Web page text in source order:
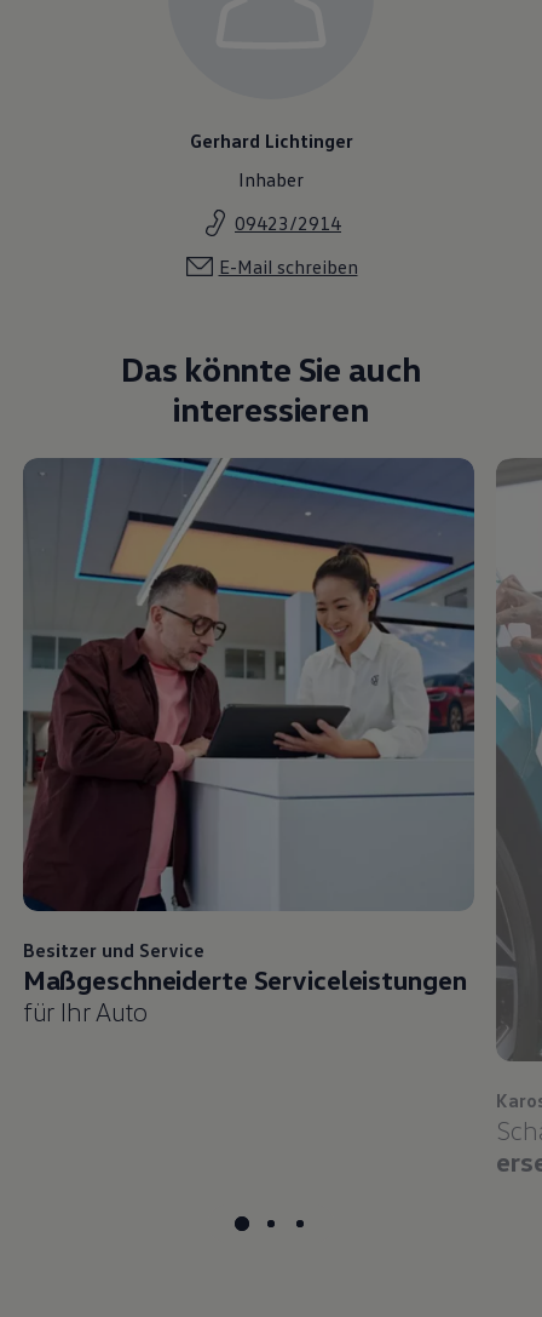
Gerhard Lichtinger
Inhaber
09423/2914
E-Mail schreiben
Das könnte Sie auch
interessieren
Besitzer und Service
Maßgeschneiderte Serviceleistungen
für Ihr Auto